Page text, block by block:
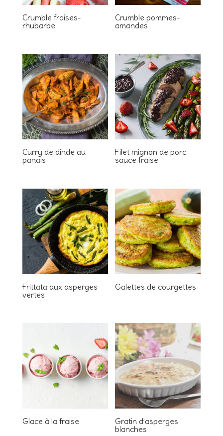
Crumble fraises-
rhubarbe
Crumble pommes-
amandes
Curry de dinde au
panais
Filet mignon de porc
sauce fraise
Frittata aux asperges
vertes
Galettes de courgettes
Glace à la fraise
Gratin d’asperges
blanches